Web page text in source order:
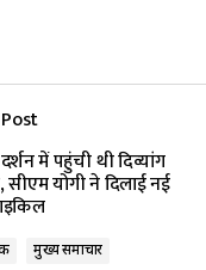
में पहुंची थी दिव्‍यांग
सीएम योगी ने दिलाई नई
मुख्य समाचार